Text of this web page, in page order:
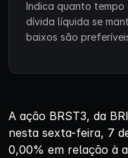
Indica quanto tempo
dívida líquida se
baixos são
A ação BRST3, da
nesta sexta-feira, 7
0,00% em relação à